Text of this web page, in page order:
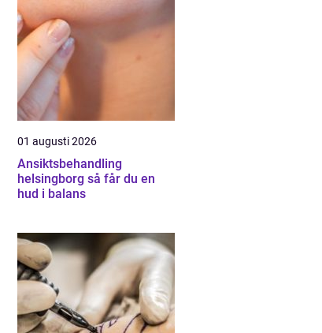
01 augusti 2026
Ansiktsbehandling
helsingborg så får du en
hud i balans